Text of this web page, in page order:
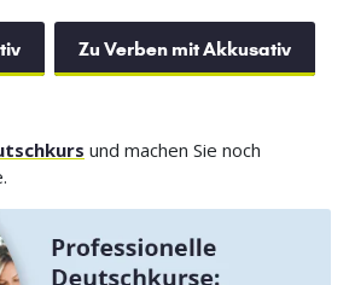
Zu Verben mit Akkusativ
und machen Sie noch